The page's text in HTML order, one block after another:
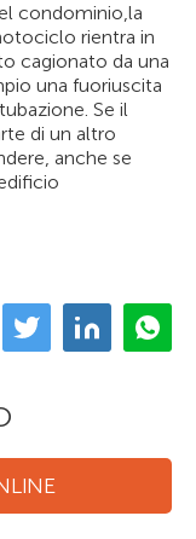
condominio,la
rientra in
cagionato da una
una fuoriuscita
Se il
di un altro
anche se